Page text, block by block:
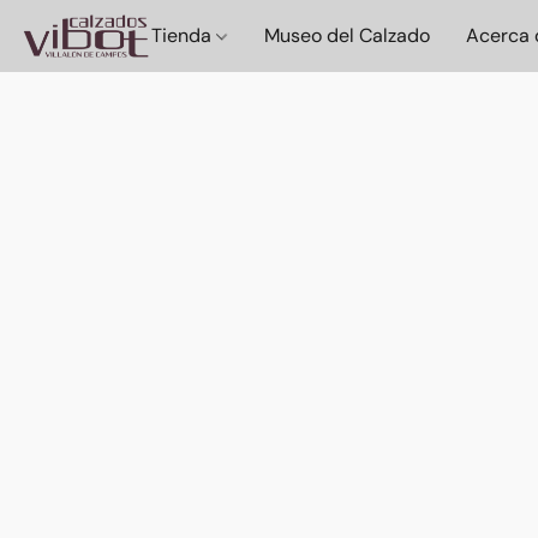
Tienda Museo del Calzado Acerca